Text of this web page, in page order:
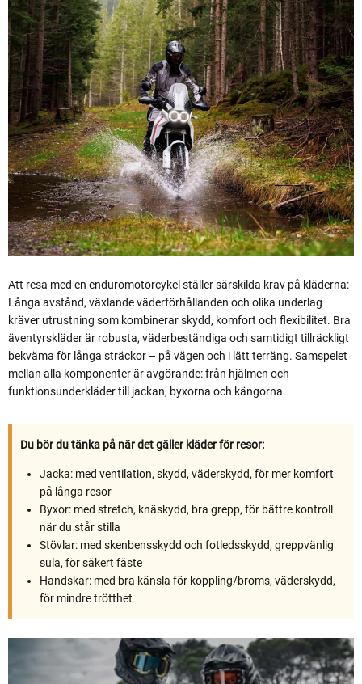
Att resa med en enduromotorcykel ställer särskilda krav på kläderna:
Långa avstånd, växlande väderförhållanden och olika underlag
kräver utrustning som kombinerar skydd, komfort och flexibilitet. Bra
äventyrskläder är robusta, väderbeständiga och samtidigt tillräckligt
bekväma för långa sträckor – på vägen och i lätt terräng. Samspelet
mellan alla komponenter är avgörande: från hjälmen och
funktionsunderkläder till jackan, byxorna och kängorna.
Du bör du tänka på när det gäller kläder för resor:
Jacka: med ventilation, skydd, väderskydd, för mer komfort
på långa resor
Byxor: med stretch, knäskydd, bra grepp, för bättre kontroll
när du står stilla
Stövlar: med skenbensskydd och fotledsskydd, greppvänlig
sula, för säkert fäste
Handskar: med bra känsla för koppling/broms, väderskydd,
för mindre trötthet